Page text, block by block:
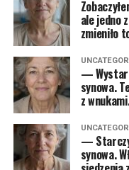
ale jedno
zmieniło
—
synowa.
z
—
synowa.